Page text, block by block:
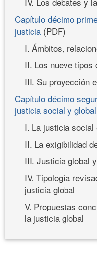
Capítulo décimo
justicia (PDF)
I. Ámbitos,
II. Los nueve tipos
III. Su proyección
Capítulo décimo
justicia social y global
I. La justicia social
II. La exigibilidad
III. Justicia global
IV. Tipología
justicia global
V. Propuestas
la justicia global